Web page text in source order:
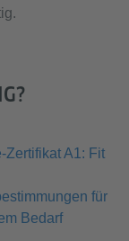
Zertifikat A1: Fit
für
Bedarf